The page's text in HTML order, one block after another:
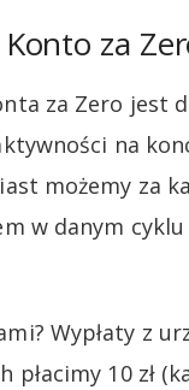
za
za Zero jest
na
możemy za
w danym
Wypłaty z
płacimy 10 zł